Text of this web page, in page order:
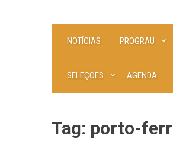
NOTÍCIAS PROGRAU
SELEÇÕES AGENDA
Tag: porto-